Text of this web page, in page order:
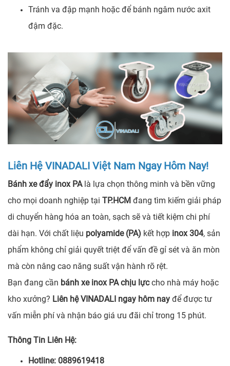
Tránh va đập mạnh hoặc để bánh ngâm nước axit
đậm đặc.
Liên Hệ VINADALI Việt Nam Ngay Hôm Nay!
Bánh xe đẩy inox PAlà lựa chọn thông minh và bền vững
cho mọi doanh nghiệp tại TP.HCM đang tìm kiếm giải pháp
di chuyển hàng hóa an toàn, sạch sẽ và tiết kiệm chi phí
dài hạn. Với chất liệu polyamide (PA) kết hợp inox 304, sản
phẩm không chỉ giải quyết triệt để vấn đề gỉ sét và ăn mòn
mà còn nâng cao năng suất vận hành rõ rệt.
Bạn đang cần bánh xe inox PA chịu lựccho nhà máy hoặc
kho xưởng? Liên hệ VINADALI ngay hôm nay để được tư
vấn miễn phí và nhận báo giá ưu đãi chỉ trong 15 phút.
Thông Tin Liên Hệ:
Hotline: 0889619418